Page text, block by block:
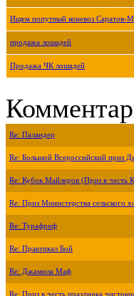
Ищем попутный коневоз Саратов-
продажа лошадей
Продажа ЧК лошадей
Re: Паландер
Re: Большой Всероссийский приз
Re: Кубок Майлеров (Приз в честь
Re: Приз Министерства сельского
Re: Турафриф
Re: Практикал Бой
Re: Джамила Маф
Re: Приз в честь праздника